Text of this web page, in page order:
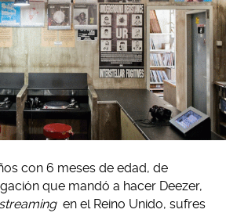
con 6 meses de edad, de
que mandó a hacer Deezer,
streaming en el Reino Unido, sufres